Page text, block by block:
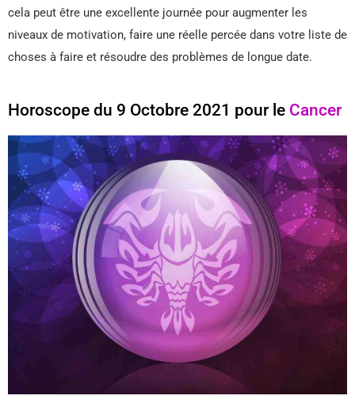
cela peut être une excellente journée pour augmenter les
niveaux de motivation, faire une réelle percée dans votre liste de
choses à faire et résoudre des problèmes de longue date.
Horoscope du 9 Octobre 2021 pour le Cancer